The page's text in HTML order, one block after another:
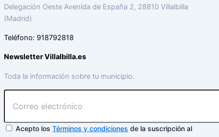
Delegación Oeste Avenida de España 2, 28810 Villalbilla
(Madrid)
Teléfono: 918792818
Newsletter Villalbilla.es
Toda la información sobre tu municipio.
Acepto los Términos y condiciones de la suscripción al